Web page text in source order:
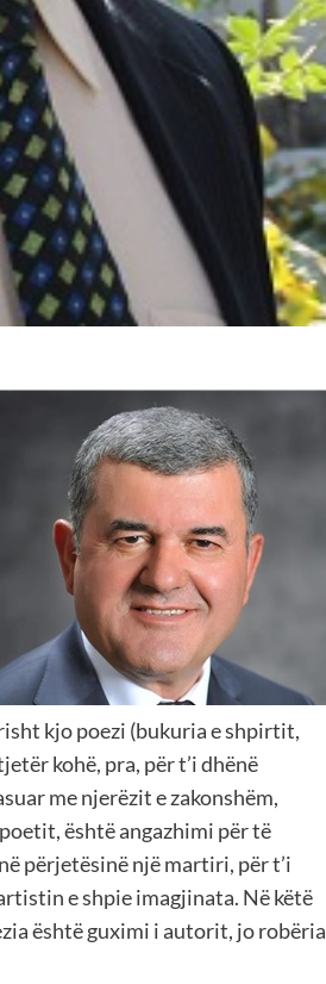
kjo poezi (bukuria e shpirtit,
kohë, pra, për t’i dhënë
me njerëzit e zakonshëm,
është angazhimi për të
përjetësinë një martiri, për t’i
e shpie imagjinata. Në këtë
është guximi i autorit, jo robëria